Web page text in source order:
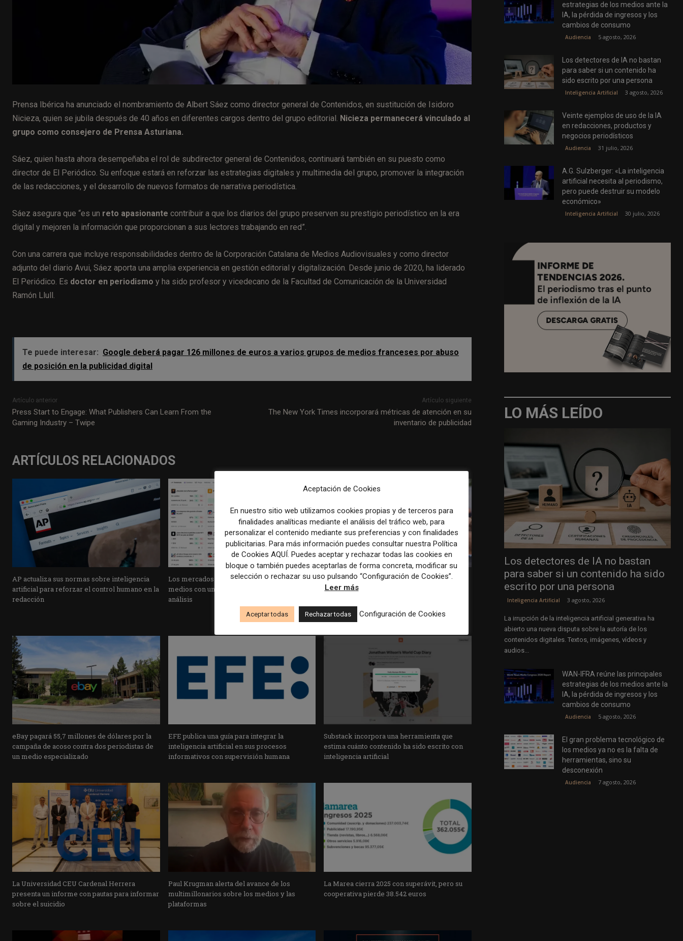
Prensa Ibérica ha anunciado el nombramiento de Albert Sáez como director general de Contenidos, en sustitución de Isidoro
Nicieza, quien se jubila después de 40 años en diferentes cargos dentro del grupo editorial. Nicieza permanecerá vinculado al
grupo como consejero de Prensa Asturiana.
Sáez, quien hasta ahora desempeñaba el rol de subdirector general de Contenidos, continuará también en su puesto como
director de El Periódico. Su enfoque estará en reforzar las estrategias digitales y multimedia del grupo, promover la integración
de las redacciones, y el desarrollo de nuevos formatos de narrativa periodística.
Sáez asegura que “es un reto apasionante contribuir a que los diarios del grupo preserven su prestigio periodístico en la era
digital y mejoren la información que proporcionan a sus lectores trabajando en red”.
Con una carrera que incluye responsabilidades dentro de la Corporación Catalana de Medios Audiovisuales y como director
adjunto del diario Avui, Sáez aporta una amplia experiencia en gestión editorial y digitalización. Desde junio de 2020, ha liderado
El Periódico. Es doctor en periodismo y ha sido profesor y vicedecano de la Facultad de Comunicación de la Universidad
Ramón Llull.
Te puede interesar: Google deberá pagar 126 millones de euros a varios grupos de medios franceses por abuso
de posición en la publicidad digital
Artículo anterior
Press Start to Engage: What Publishers Can Learn From the
Gaming Industry – Twipe
Artículo siguiente
The New York Times incorporará métricas de atención en su
inventario de publicidad
ARTÍCULOS RELACIONADOS
AP actualiza sus normas sobre inteligencia
artificial para reforzar el control humano en la
redacción
Los mercados de predicción dan el salto a los
medios con una plataforma de noticias y
análisis
Los Colegios de Periodistas piden al
Ministerio de Política Territorial y a la
empleo por favorecer el intrusismo
eBay pagará 55,7 millones de dólares por la
campaña de acoso contra dos periodistas de
un medio especializado
EFE publica una guía para integrar la
inteligencia artificial en sus procesos
informativos con supervisión humana
Substack incorpora una herramienta que
estima cuánto contenido ha sido escrito con
inteligencia artificial
La Universidad CEU Cardenal Herrera
presenta un informe con pautas para informar
sobre el suicidio
Paul Krugman alerta del avance de los
multimillonarios sobre los medios y las
plataformas
La Marea cierra 2025 con superávit, pero su
cooperativa pierde 38.542 euros
estrategias de los medios ante la
IA, la pérdida de ingresos y los
cambios de consumo
Audiencia 5 agosto, 2026
Los detectores de IA no bastan
para saber si un contenido ha
sido escrito por una persona
Inteligencia Artificial 3 agosto, 2026
Veinte ejemplos de uso de la IA
en redacciones, productos y
negocios periodísticos
Audiencia 31 julio, 2026
A.G. Sulzberger: «La inteligencia
artificial necesita al periodismo,
pero puede destruir su modelo
económico»
Inteligencia Artificial 30 julio, 2026
LO MÁS LEÍDO
Los detectores de IA no bastan
para saber si un contenido ha sido
escrito por una persona
Inteligencia Artificial 3 agosto, 2026
La irrupción de la inteligencia artificial generativa ha
abierto una nueva disputa sobre la autoría de los
contenidos digitales. Textos, imágenes, vídeos y
audios...
WAN-IFRA reúne las principales
estrategias de los medios ante la
IA, la pérdida de ingresos y los
cambios de consumo
Audiencia 5 agosto, 2026
El gran problema tecnológico de
los medios ya no es la falta de
herramientas, sino su
desconexión
Audiencia 7 agosto, 2026
Aceptación de Cookies
En nuestro sitio web utilizamos cookies propias y de terceros para
finalidades analíticas mediante el análisis del tráfico web, para
personalizar el contenido mediante sus preferencias y con finalidades
publicitarias. Para más información puedes consultar nuestra Política
de Cookies AQUÍ. Puedes aceptar y rechazar todas las cookies en
bloque o también puedes aceptarlas de forma concreta, modificar su
selección o rechazar su uso pulsando “Configuración de Cookies”.
Leer más
Aceptar todas Rechazar todas Configuración de Cookies